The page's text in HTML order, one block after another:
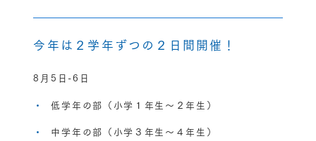
今年は２学年ずつの２日間開催！
8月5日-6日
低学年の部（小学１年生～２年生）
中学年の部（小学３年生～４年生）